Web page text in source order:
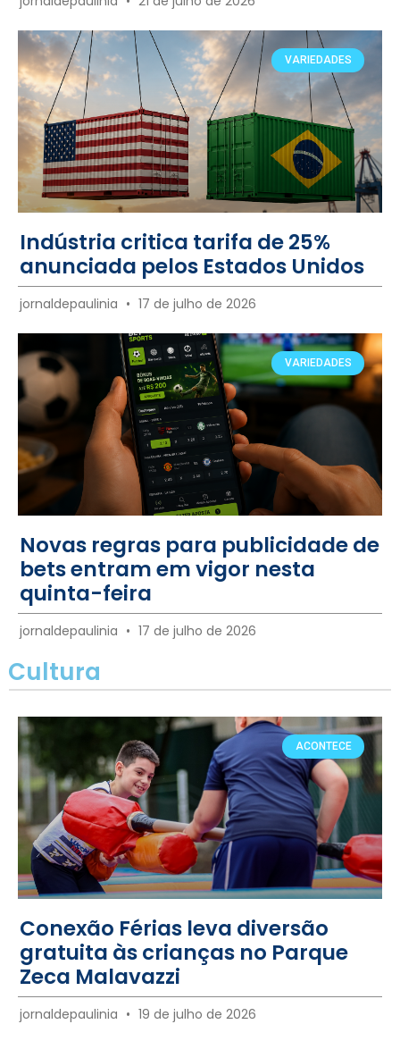
VARIEDADES
Indústria critica tarifa de 25%
anunciada pelos Estados Unidos
jornaldepaulinia 17 de julho de 2026
VARIEDADES
Novas regras para publicidade de
bets entram em vigor nesta
quinta-feira
jornaldepaulinia 17 de julho de 2026
Cultura
ACONTECE
Conexão Férias leva diversão
gratuita às crianças no Parque
Zeca Malavazzi
jornaldepaulinia 19 de julho de 2026